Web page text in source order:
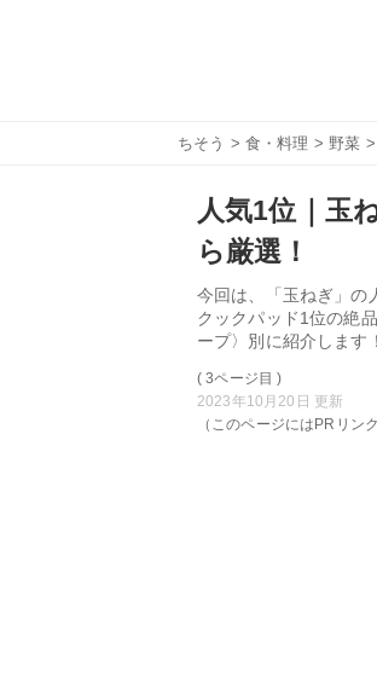
ちそう > 食・料理 > 野菜
人気1位｜玉
ら厳選！
今回は、「玉ねぎ」の
クックパッド1位の絶
ープ〉別に紹介します！
( 3ページ目 )
2023年10月20日 更新
（このページにはPRリン